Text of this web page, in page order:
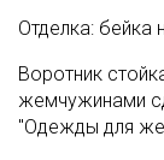
Отделка: бейка
Воротник
жемчужинами
"Одежды для